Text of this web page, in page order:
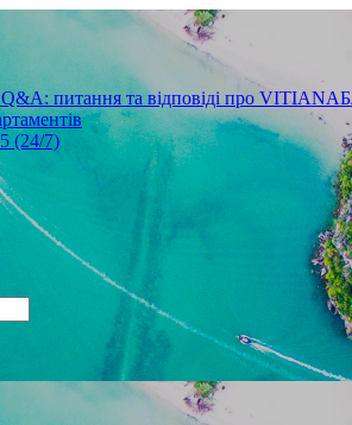
Q&A: питання та відповіді про VITIANA
(24/7)